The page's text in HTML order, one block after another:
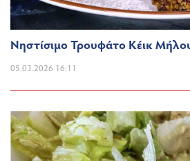
Νηστίσιμο Τρουφάτο Κέικ
05.03.2026 16:11